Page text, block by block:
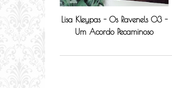
Lisa Kleypas - Os Ravenels 03 -
Um Acordo Pecaminoso